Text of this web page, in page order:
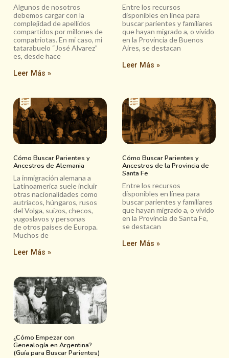
Algunos de nosotros
debemos cargar con la
complejidad de apellidos
compartidos por millones de
compatriotas. En mi caso, mi
tatarabuelo “José Alvarez”
es, desde hace
Leer Más »
Entre los recursos
disponibles en línea para
buscar parientes y familiares
que hayan migrado a, o vivido
en la Provincia de Buenos
Aires, se destacan
Leer Más »
Cómo Buscar Parientes y
Ancestros de Alemania
La inmigración alemana a
Latinoamerica suele incluir
otras nacionalidades como
autríacos, húngaros, rusos
del Volga, suizos, checos,
yugoslavos y personas
de otros países de Europa.
Muchos de
Leer Más »
Cómo Buscar Parientes y
Ancestros de la Provincia de
Santa Fe
Entre los recursos
disponibles en línea para
buscar parientes y familiares
que hayan migrado a, o vivido
en la Provincia de Santa Fe,
se destacan
Leer Más »
¿Cómo Empezar con
Genealogía en Argentina?
(Guía para Buscar Parientes)